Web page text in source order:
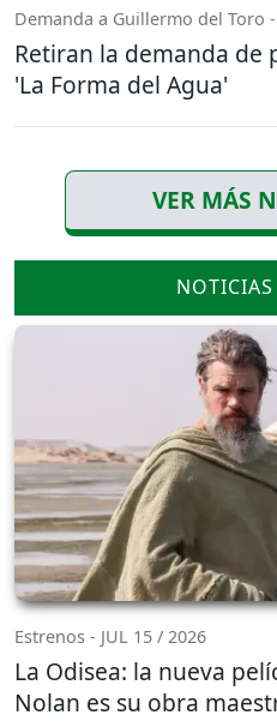
Demanda a Guillermo del Toro -
Retiran la demanda de
'La Forma del Agua'
VER MÁS
Estrenos - JUL 15 / 2026
La Odisea: la nueva
Nolan es su obra